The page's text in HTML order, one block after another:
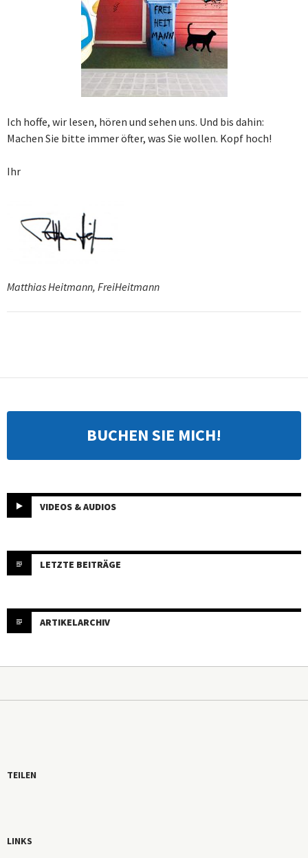
Ich hoffe, wir lesen, hören und sehen uns. Und bis dahin:
Machen Sie bitte immer öfter, was Sie wollen. Kopf hoch!
Ihr
Matthias Heitmann, FreiHeitmann
BUCHEN SIE MICH!
VIDEOS & AUDIOS
LETZTE BEITRÄGE
ARTIKELARCHIV
TEILEN
LINKS